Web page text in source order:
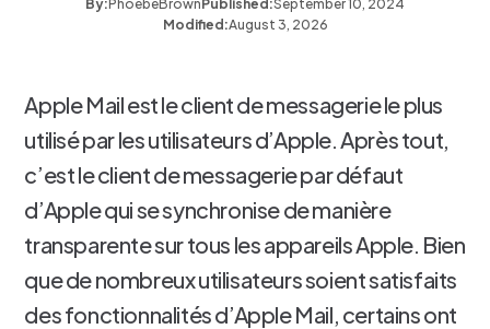
By:PhoebeBrownPublished:September 10, 2024
Modified:August 3, 2026
Apple Mail est le client de messagerie le plus
utilisé par les utilisateurs d’Apple. Après tout,
c’est le client de messagerie par défaut
d’Apple qui se synchronise de manière
transparente sur tous les appareils Apple. Bien
que de nombreux utilisateurs soient satisfaits
des fonctionnalités d’Apple Mail, certains ont